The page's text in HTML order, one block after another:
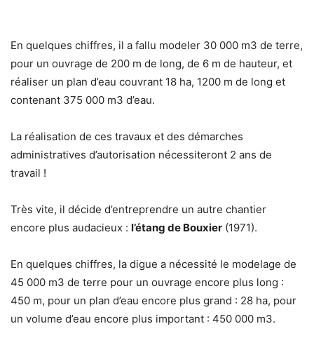
En quelques chiffres, il a fallu modeler 30 000 m3 de terre,
pour un ouvrage de 200 m de long, de 6 m de hauteur, et
réaliser un plan d’eau couvrant 18 ha, 1200 m de long et
contenant 375 000 m3 d’eau.
La réalisation de ces travaux et des démarches
administratives d’autorisation nécessiteront 2 ans de
travail !
Très vite, il décide d’entreprendre un autre chantier
encore plus audacieux : l’étang de Bouxier (1971).
En quelques chiffres, la digue a nécessité le modelage de
45 000 m3 de terre pour un ouvrage encore plus long :
450 m, pour un plan d’eau encore plus grand : 28 ha, pour
un volume d’eau encore plus important : 450 000 m3.